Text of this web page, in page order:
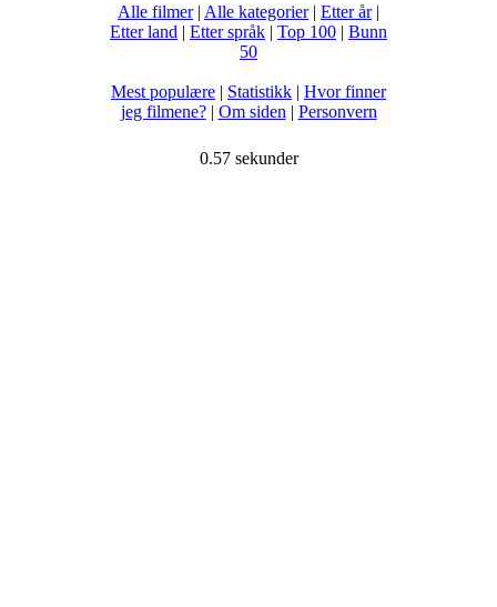
Alle filmer| Alle kategorier| Etter år|
Etter land | Etter språk | Top 100 | Bunn
50
Mest populære | Statistikk | Hvor finner
jeg filmene?| Om siden | Personvern
0.57 sekunder